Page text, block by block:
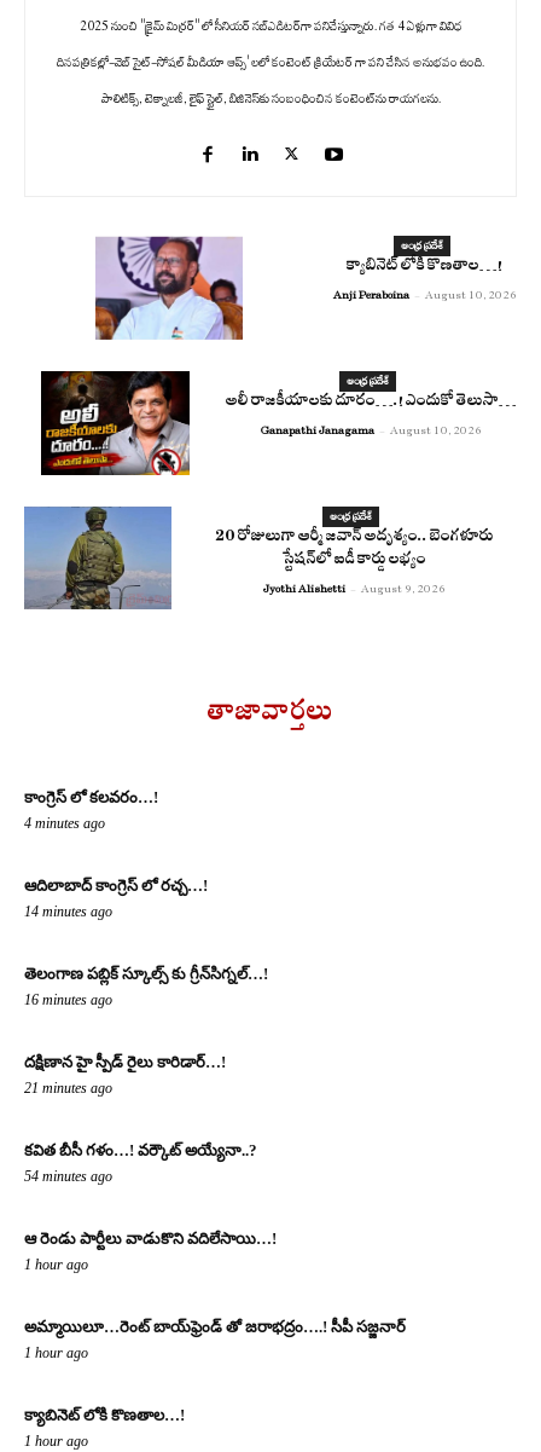
2025 నుంచి "క్రైమ్ మిర్రర్" లో సీనియర్ సబ్‌ఎడిటర్‌గా పనిచేస్తున్నారు. గత 4 ఏళ్లుగా వివిధ
దినపత్రికల్లో-వెబ్ సైట్-సోషల్ మీడియా ఆప్స్' లలో కంటెంట్ క్రియేటర్ గా పని చేసిన అనుభవం ఉంది.
పాలిటిక్స్‌, టెక్నాలజీ, లైఫ్‌ స్టైల్‌, బిజినెస్‌కు సంబంధించిన కంటెంట్‌ను రాయగలను.
ఆంధ్ర ప్రదేశ్
క్యాబినెట్ లోకి కొణతాల…!
Anji Peraboina - August 10, 2026
ఆంధ్ర ప్రదేశ్
అలీ రాజ‌కీయాల‌కు దూరం….! ఎందుకో తెలుసా…
Ganapathi Janagama - August 10, 2026
ఆంధ్ర ప్రదేశ్
20 రోజులుగా ఆర్మీ జవాన్ అదృశ్యం.. బెంగళూరు
స్టేషన్‌లో ఐడీ కార్డు లభ్యం
Jyothi Alishetti - August 9, 2026
తాజావార్తలు
కాంగ్రెస్ లో కలవరం…!
4 minutes ago
ఆదిలాబాద్ కాంగ్రెస్ లో రచ్చ…!
14 minutes ago
తెలంగాణ పబ్లిక్ స్కూల్స్ కు గ్రీన్‌సిగ్నల్…!
16 minutes ago
దక్షిణాన హై స్పీడ్ రైలు కారిడార్…!
21 minutes ago
క‌విత‌ బీసీ గ‌ళం…! వ‌ర్కౌట్ అయ్యేనా..?
54 minutes ago
ఆ రెండు పార్టీలు వాడుకొని వదిలేసాయి…!
1 hour ago
అమ్మాయిలూ…రెంట్ బాయ్‌ఫ్రెండ్ తో జరాభద్రం….! సీపీ స‌జ్జ‌నార్‌
1 hour ago
క్యాబినెట్ లోకి కొణతాల…!
1 hour ago